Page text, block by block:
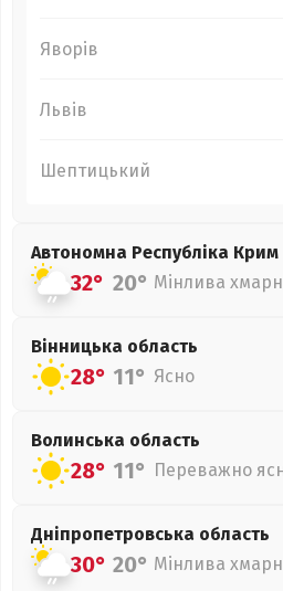
Яворів
Львів
Шептицький
Автономна Республіка Крим
32° 20° Мінлива
Вінницька область
28° 11° Ясно
Волинська область
28° 11° Переважно
Дніпропетровська область
30° 20° Мінлива